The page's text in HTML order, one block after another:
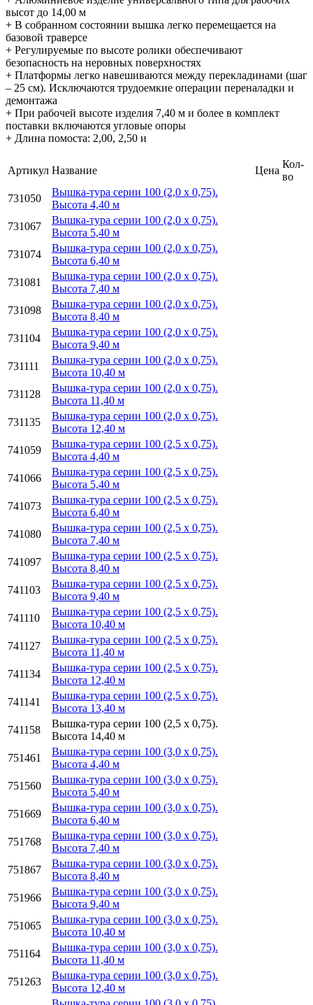
высот до 14,00 м
+ В собранном состоянии вышка легко перемещается на
базовой траверсе
+ Регулируемые по высоте ролики обеспечивают
безопасность на неровных поверхностях
+ Платформы легко навешиваются между перекладинами (шаг
– 25 см). Исключаются трудоемкие операции переналадки и
демонтажа
+ При рабочей высоте изделия 7,40 м и более в комплект
поставки включаются угловые опоры
+ Длина помоста: 2,00, 2,50 и
Артикул Название Цена
Кол-
во
731050
Вышка-тура серии 100 (2,0 х 0,75).
Высота 4,40 м
731067
Вышка-тура серии 100 (2,0 х 0,75).
Высота 5,40 м
731074
Вышка-тура серии 100 (2,0 х 0,75).
Высота 6,40 м
731081
Вышка-тура серии 100 (2,0 х 0,75).
Высота 7,40 м
731098
Вышка-тура серии 100 (2,0 х 0,75).
Высота 8,40 м
731104
Вышка-тура серии 100 (2,0 х 0,75).
Высота 9,40 м
731111
Вышка-тура серии 100 (2,0 х 0,75).
Высота 10,40 м
731128
Вышка-тура серии 100 (2,0 х 0,75).
Высота 11,40 м
731135
Вышка-тура серии 100 (2,0 х 0,75).
Высота 12,40 м
741059
Вышка-тура серии 100 (2,5 х 0,75).
Высота 4,40 м
741066
Вышка-тура серии 100 (2,5 х 0,75).
Высота 5,40 м
741073
Вышка-тура серии 100 (2,5 х 0,75).
Высота 6,40 м
741080
Вышка-тура серии 100 (2,5 х 0,75).
Высота 7,40 м
741097
Вышка-тура серии 100 (2,5 х 0,75).
Высота 8,40 м
741103
Вышка-тура серии 100 (2,5 х 0,75).
Высота 9,40 м
741110
Вышка-тура серии 100 (2,5 х 0,75).
Высота 10,40 м
741127
Вышка-тура серии 100 (2,5 х 0,75).
Высота 11,40 м
741134
Вышка-тура серии 100 (2,5 х 0,75).
Высота 12,40 м
741141
Вышка-тура серии 100 (2,5 х 0,75).
Высота 13,40 м
741158
Вышка-тура серии 100 (2,5 х 0,75).
Высота 14,40 м
751461
Вышка-тура серии 100 (3,0 х 0,75).
Высота 4,40 м
751560
Вышка-тура серии 100 (3,0 х 0,75).
Высота 5,40 м
751669
Вышка-тура серии 100 (3,0 х 0,75).
Высота 6,40 м
751768
Вышка-тура серии 100 (3,0 х 0,75).
Высота 7,40 м
751867
Вышка-тура серии 100 (3,0 х 0,75).
Высота 8,40 м
751966
Вышка-тура серии 100 (3,0 х 0,75).
Высота 9,40 м
751065
Вышка-тура серии 100 (3,0 х 0,75).
Высота 10,40 м
751164
Вышка-тура серии 100 (3,0 х 0,75).
Высота 11,40 м
751263
Вышка-тура серии 100 (3,0 х 0,75).
Высота 12,40 м